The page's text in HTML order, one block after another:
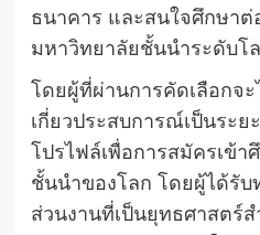
ธนาคาร และสนใจศึกษา
มหาวิทยาลัยชั้นนำระดับโ
โดยผู้ที่ผ่านการคัดเลือกจะ
เกี่ยวประสบการณ์เป็นระย
โปรไฟล์เพื่อการสมัครเข้
ชั้นนำของโลก โดยผู้ได้รับ
ส่วนงานที่เป็นยุทธศาสตร์